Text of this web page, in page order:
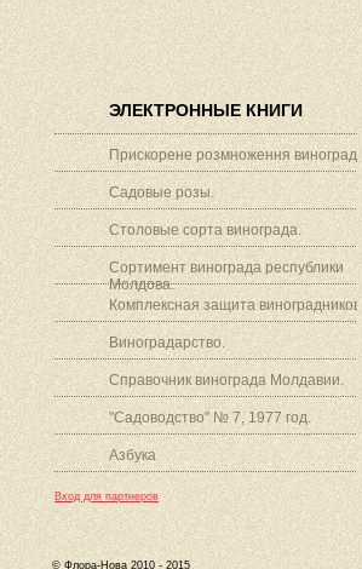
ЭЛЕКТРОННЫЕ КНИГИ
Прискорене розмноження винограду.
Садовые розы.
Столовые сорта винограда.
Сортимент винограда республики
Молдова.
Комплексная защита виноградников.
Виноградарство.
Справочник винограда Молдавии.
"Садоводство" № 7, 1977 год.
Азбука
Вход для партнеров
© Флора-Нова 2010 - 2015